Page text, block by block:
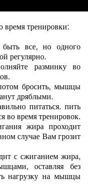
время тренировки:
все, но одного
регулярно.
разминку во
бросить, мышцы
дряблыми.
питаться. пить
во время тренировок.
жира проходит
случае Вам грозит
с сжиганием жира,
оставляя без
нагрузку на мышцы